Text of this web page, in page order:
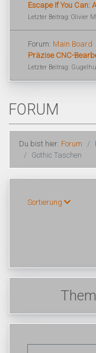
Escape If You Can:
Letzter Beitrag: Olivier
Forum: Main Board
Präzise CNC-
Letzter Beitrag:
FORUM
Du bist hier: Forum
Gothic Taschen
Sortierung